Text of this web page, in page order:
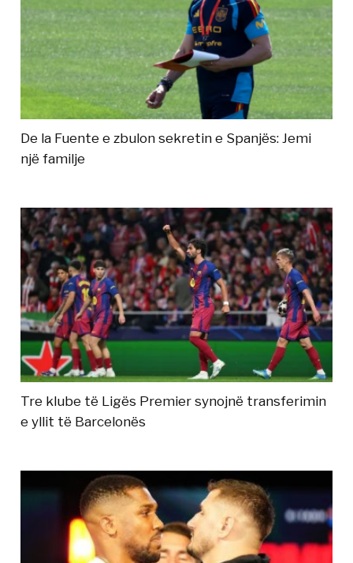
De la Fuente e zbulon sekretin e Spanjës: Jemi
një familje
Tre klube të Ligës Premier synojnë transferimin
e yllit të Barcelonës